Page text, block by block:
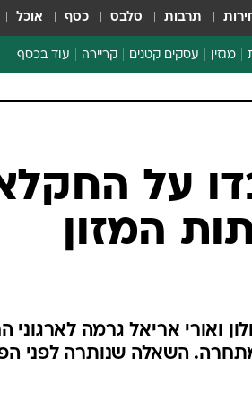
תרבות סלבס כסף אוכל
מגזין עסקים קטנים קריירה עוד בכסף
ספורט ביזנס
על
המזון
ואורי אריאל גרמה
השאלה שנותרה לפני